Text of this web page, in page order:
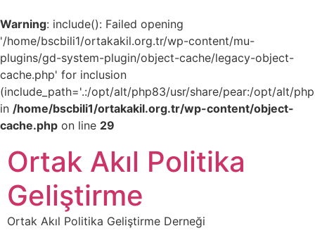
Warning: include(): Failed opening
'/home/bscbili1/ortakakil.org.tr/wp-content/mu-
plugins/gd-system-plugin/object-cache/legacy-object-
cache.php' for inclusion
(include_path='.:/opt/alt/php83/usr/share/pear:/opt/alt/
in /home/bscbili1/ortakakil.org.tr/wp-content/object-
cache.php on line 29
Ortak Akıl Politika
Geliştirme
Ortak Akıl Politika Geliştirme Derneği